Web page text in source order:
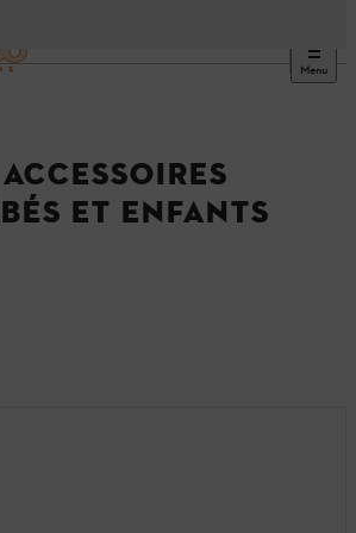
Menu
ET ENFANTS